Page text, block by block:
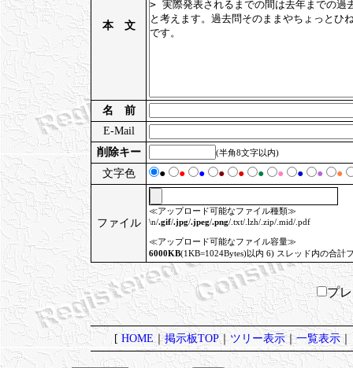
本 文
名 前
E-Mail
削除キー
(半角8文字以内)
文字色 ● ● ● ● ● ● ● ● ● ●
ファイル
≪アップロード可能なファイル種類≫
\n/.gif/.jpg/.jpeg/.png/.txt/.lzh/.zip/.mid/.pdf
≪アップロード可能なファイル容量≫
6000KB(1KB=1024Bytes)以内 6) スレッド内の合計
プ
[ HOME｜掲示板TOP｜ツリー表示｜一覧表示｜